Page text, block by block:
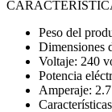
Peso del
Dimensiones
Voltaje: 240
Potencia
Amperaje: